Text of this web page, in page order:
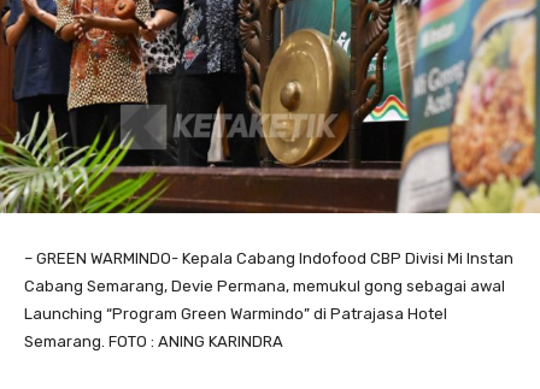
– GREEN WARMINDO- KepaIa Cabang lndofood CBP Divisi Mi lnstan
Cabang Semarang, Devie Permana, memukul gong sebagai awal
Launching “Program Green Warmindo” di Patrajasa Hotel
Semarang. FOTO : ANING KARINDRA